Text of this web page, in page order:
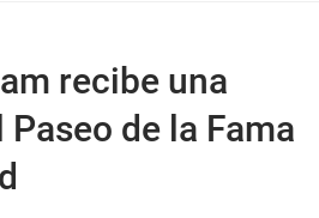
recibe una
de la Fama